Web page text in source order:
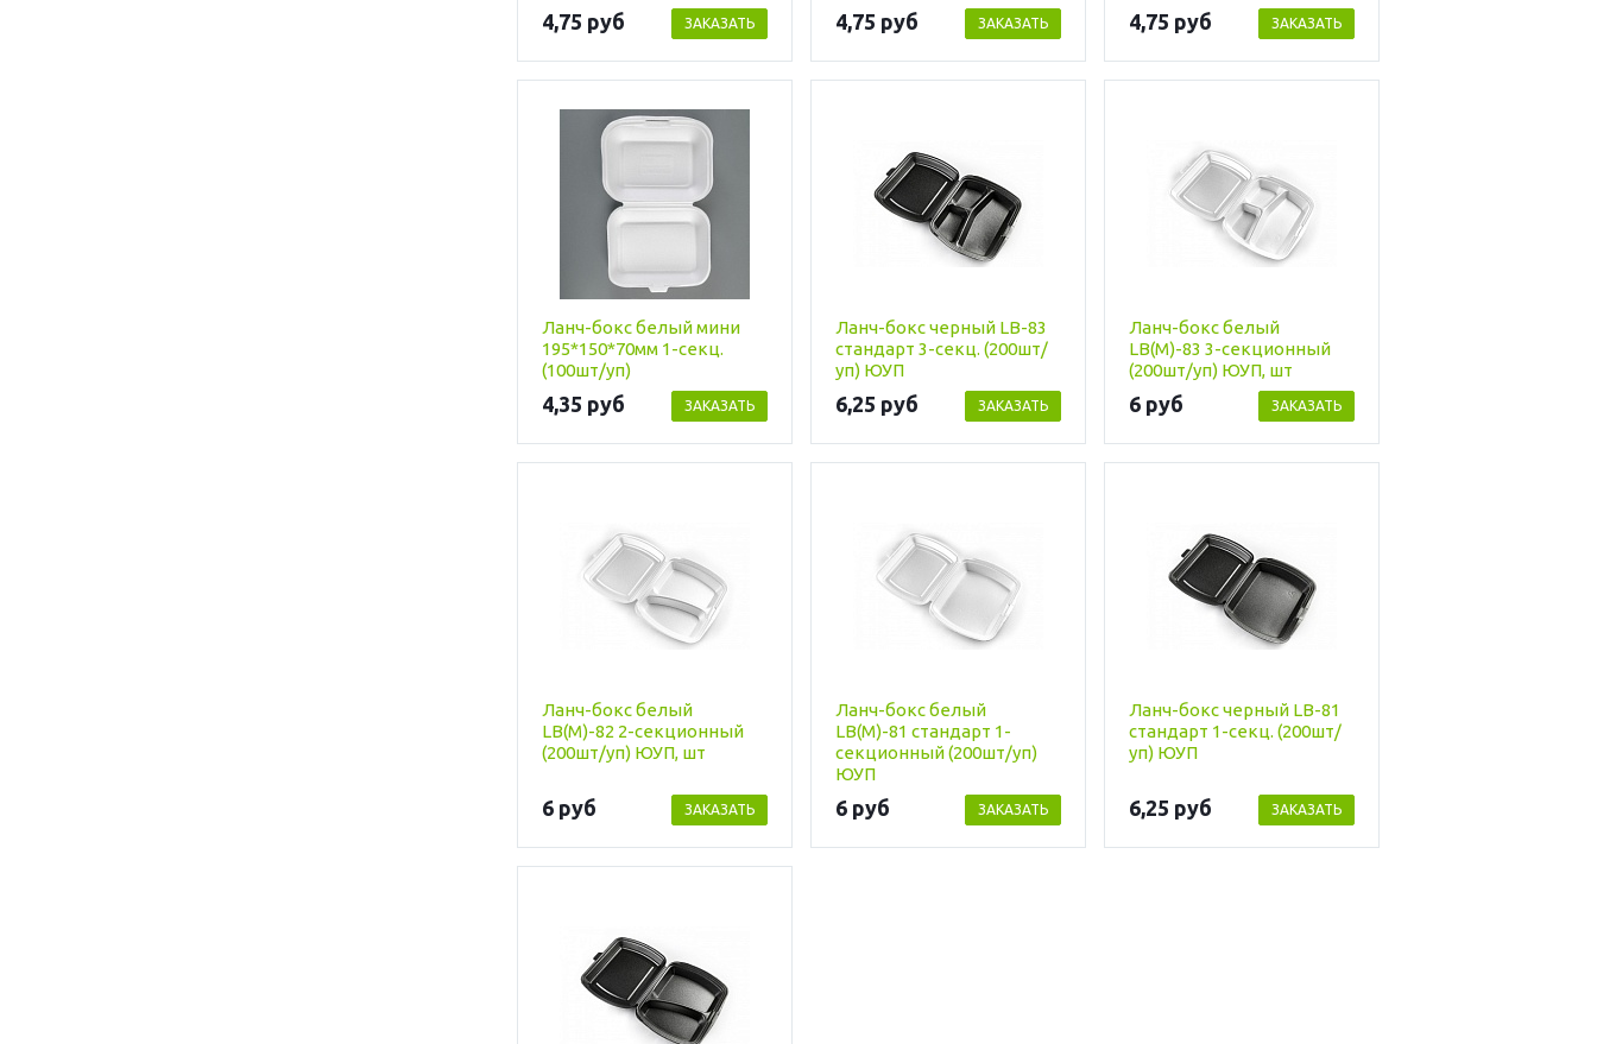
4,75 руб ЗАКАЗАТЬ 4,75 руб ЗАКАЗАТЬ 4,75 руб ЗАКАЗАТЬ
Ланч-бокс белый мини
195*150*70мм 1-секц.
(100шт/уп)
4,35 руб ЗАКАЗАТЬ
Ланч-бокс черный LB-83
стандарт 3-секц. (200шт/
уп) ЮУП
6,25 руб ЗАКАЗАТЬ
Ланч-бокс белый
LB(M)-83 3-секционный
(200шт/уп) ЮУП, шт
6 руб ЗАКАЗАТЬ
Ланч-бокс белый
LB(M)-82 2-секционный
(200шт/уп) ЮУП, шт
6 руб ЗАКАЗАТЬ
Ланч-бокс белый
LB(M)-81 стандарт 1-
секционный (200шт/уп)
ЮУП
6 руб ЗАКАЗАТЬ
Ланч-бокс черный LB-81
стандарт 1-секц. (200шт/
уп) ЮУП
6,25 руб ЗАКАЗАТЬ